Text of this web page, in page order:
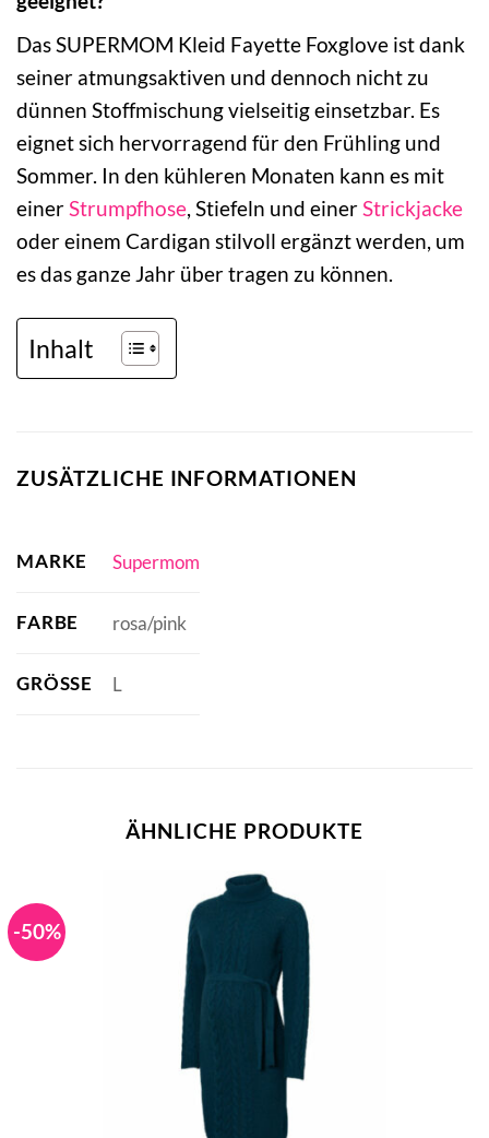
Das SUPERMOM Kleid Fayette Foxglove ist dank
seiner atmungsaktiven und dennoch nicht zu
dünnen Stoffmischung vielseitig einsetzbar. Es
eignet sich hervorragend für den Frühling und
Sommer. In den kühleren Monaten kann es mit
einerStrumpfhose, Stiefeln und einerStrickjacke
oder einem Cardigan stilvoll ergänzt werden, um
es das ganze Jahr über tragen zu können.
Inhalt
ZUSÄTZLICHE INFORMATIONEN
MARKE Supermom
FARBE rosa/pink
GRÖSSE L
ÄHNLICHE PRODUKTE
-50%